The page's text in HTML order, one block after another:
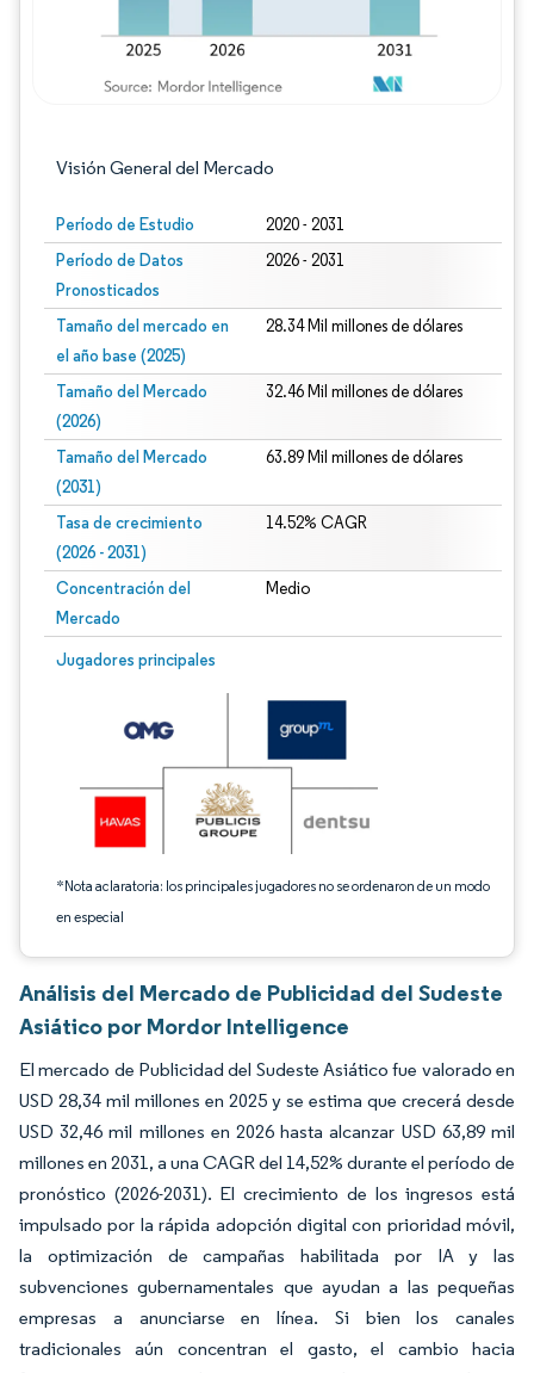
Visión General del Mercado
Período de Estudio 2020 - 2031
Período de Datos
Pronosticados
2026 - 2031
Tamaño del mercado en
el año base (2025)
28.34 Mil millones de dólares
Tamaño del Mercado
(2026)
32.46 Mil millones de dólares
Tamaño del Mercado
(2031)
63.89 Mil millones de dólares
Tasa de crecimiento
(2026 - 2031)
14.52% CAGR
Concentración del
Mercado
Medio
Jugadores principales
*Nota aclaratoria: los principales jugadores no se ordenaron de un modo
en especial
Imagen © Mordor Intelligence. El uso requiere atribución según CC BY 4.0.
Análisis del Mercado de Publicidad del Sudeste
Asiático por Mordor Intelligence
El mercado de Publicidad del Sudeste Asiático fue valorado en
USD 28,34 mil millones en 2025 y se estima que crecerá desde
USD 32,46 mil millones en 2026 hasta alcanzar USD 63,89 mil
millones en 2031, a una CAGR del 14,52% durante el período de
pronóstico (2026-2031). El crecimiento de los ingresos está
impulsado por la rápida adopción digital con prioridad móvil,
la optimización de campañas habilitada por IA y las
subvenciones gubernamentales que ayudan a las pequeñas
empresas a anunciarse en línea. Si bien los canales
tradicionales aún concentran el gasto, el cambio hacia